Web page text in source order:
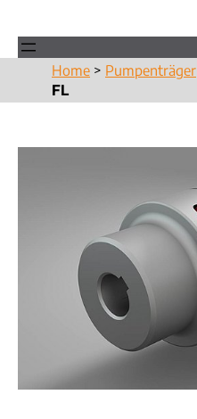
Home > Pumpenträger
FL